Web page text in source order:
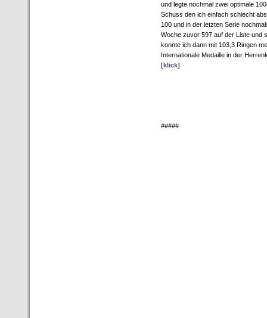
und legte nochmal zwei optimale
Schuss den ich einfach schlecht
100 und in der letzten Serie
Woche zuvor 597 auf der Liste und
konnte ich dann mit 103,3 Ringen
Internationale Medaille in der
[klick]
#####